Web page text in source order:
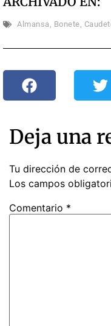
Almansa , Bonete,
Deja una
Tu dirección de
Los campos
Comentario *